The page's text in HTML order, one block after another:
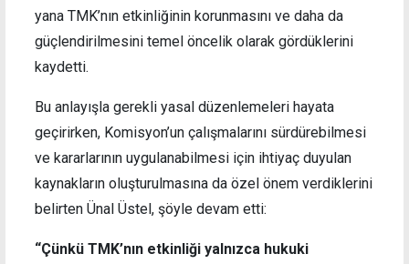
yana TMK’nın etkinliğinin korunmasını ve daha da
güçlendirilmesini temel öncelik olarak gördüklerini
kaydetti.
Bu anlayışla gerekli yasal düzenlemeleri hayata
geçirirken, Komisyon’un çalışmalarını sürdürebilmesi
ve kararlarının uygulanabilmesi için ihtiyaç duyulan
kaynakların oluşturulmasına da özel önem verdiklerini
belirten Ünal Üstel, şöyle devam etti:
“Çünkü TMK’nın etkinliği yalnızca hukuki